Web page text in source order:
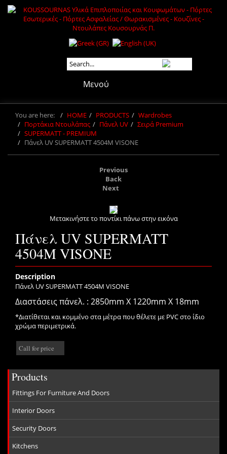
Μενού
You are here: HOME PRODUCTS
Wardrobes
Πορτάκια Ντουλάπας
Πάνελ UV
Σειρά Premium
SUPERMATT - PREMIUM
Πάνελ UV SUPERMATT 4504Μ VISONE
Previous
Back
Next
Μετακινήστε το ποντίκι πάνω στην εικόνα
Πάνελ UV SUPERMATT
4504Μ VISONE
Description
Πάνελ UV SUPERMATT 4504Μ VISONE
Διαστάσεις πάνελ. : 2850mm X 1220mm X 18mm
*Διατίθεται και κομμένο στα μέτρα που θέλετε με PVC στο ίδιο
χρώμα περιμετρικά.
Call for price
Products
Fittings For Furniture And Doors
Interior Doors
Security Doors
Kitchens